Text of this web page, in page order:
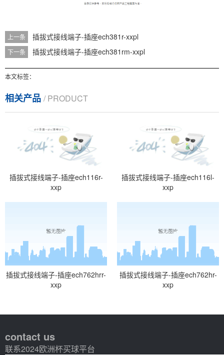
上一条 插拔式接线端子-插座ech381r-xxpl
下一条 插拔式接线端子-插座ech381rm-xxpl
本文标签：
相关产品 / PRODUCT
插拔式接线端子-插座ech116r-
xxp
插拔式接线端子-插座ech116l-
xxp
插拔式接线端子-插座ech762hrr-
xxp
插拔式接线端子-插座ech762hr-
xxp
contact us
联系2024欧洲杯买球平台